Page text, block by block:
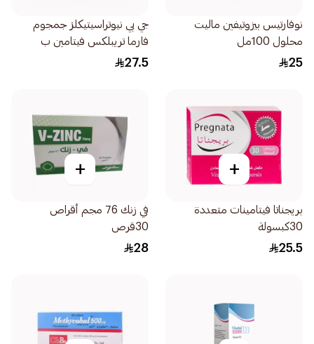
نوفارتيس بيزوتيفين ماليت
محلول 100مل
25
جي بي نيوتراسيتيكلز جمجوم
فارما تريبلكس فيتامين ب
30قرص
27.5
+
بريجناتا فيتامينات متعددة
30كبسولة
25.5
+
في زنك 76 مجم أقراص
30قرص
28